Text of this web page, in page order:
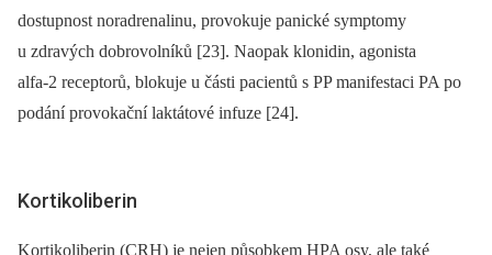
dostupnost noradrenalinu, provokuje panické symptomy
u zdravých dobrovolníků [23]. Naopak klonidin, agonista
alfa‑2 receptorů, blokuje u části pacientů s PP manifestaci PA po
podání provokační laktátové infuze [24].
Kortikoliberin
Kortikoliberin (CRH) je nejen působkem HPA osy, ale také